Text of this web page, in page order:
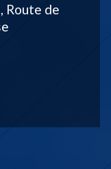
Route de